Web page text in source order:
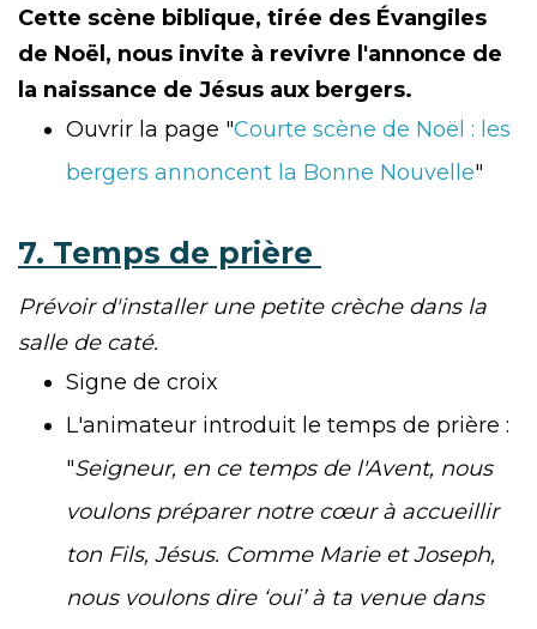
Cette scène biblique, tirée des Évangiles
de Noël, nous invite à revivre l'annonce de
la naissance de Jésus aux bergers.
Ouvrir la page "Courte scène de Noël : les
bergers annoncent la Bonne Nouvelle"
7. Temps de prière
Prévoir d'installer une petite crèche dans la
salle de caté.
Signe de croix
L'animateur introduit le temps de prière :
"Seigneur, en ce temps de l'Avent, nous
voulons préparer notre cœur à accueillir
ton Fils, Jésus. Comme Marie et Joseph,
nous voulons dire ‘oui’ à ta venue dans